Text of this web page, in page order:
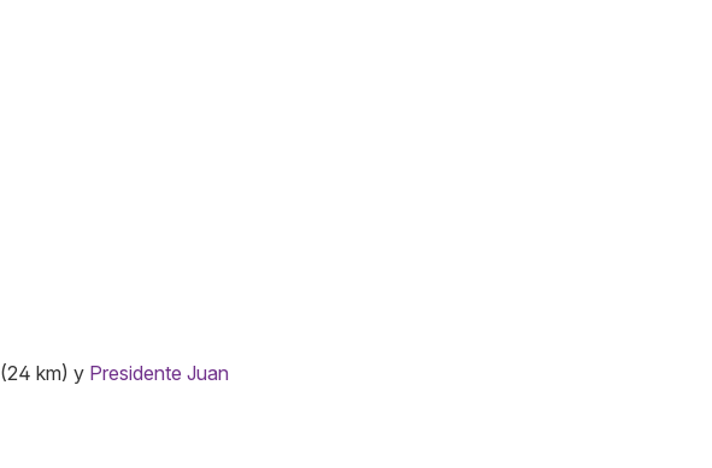
(24 km) y Presidente Juan